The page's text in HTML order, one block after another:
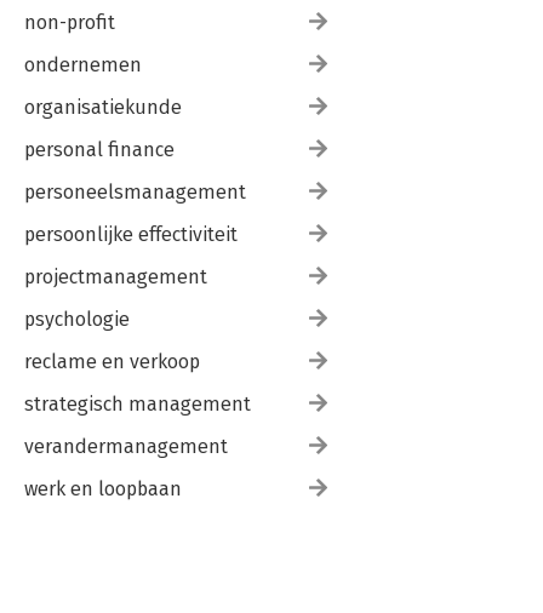
non-profit
ondernemen
organisatiekunde
personal finance
personeelsmanagement
persoonlijke effectiviteit
projectmanagement
psychologie
reclame en verkoop
strategisch management
verandermanagement
werk en loopbaan